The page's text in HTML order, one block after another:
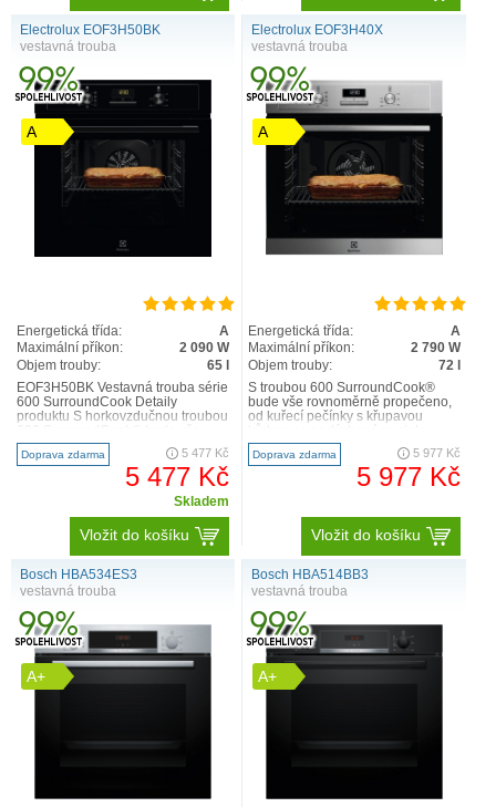
Electrolux EOF3H50BK
vestavná trouba
A
Energetická třída:
A
Maximální příkon:
2 090 W
Objem trouby:
65 l
EOF3H50BK Vestavná trouba série
600 SurroundCook Detaily
produktu S horkovzdučnou troubou
rovnoměrně propečeno, od kuř..
Doprava zdarma 5 477 Kč
5 477 Kč
Skladem
Vložit do košíku
Electrolux EOF3H40X
vestavná trouba
A
Energetická třída:
A
Maximální příkon:
2 790 W
Objem trouby:
72 l
S troubou 600 SurroundCook®
bude vše rovnoměrně propečeno,
od kuřecí pečínky s křupavou
Konstantní teplotu uvnitř celé tr..
Doprava zdarma 5 977 Kč
5 977 Kč
Vložit do košíku
Bosch HBA534ES3
vestavná trouba
A+
Bosch HBA514BB3
vestavná trouba
A+